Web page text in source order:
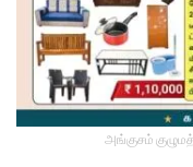
அங்குசம்